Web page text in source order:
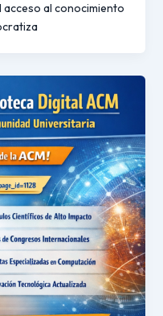
al conocimiento